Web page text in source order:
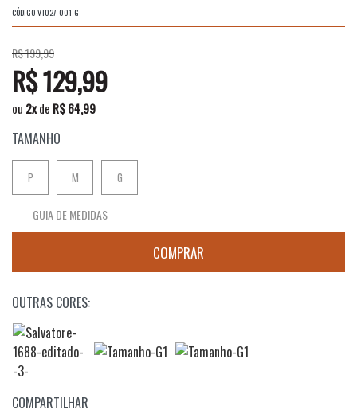
CÓDIGO VT027-001-G
R$ 199,99
R$ 129,99
ou 2xde R$ 64,99
TAMANHO
P M G
GUIA DE MEDIDAS
OUTRAS CORES:
COMPARTILHAR